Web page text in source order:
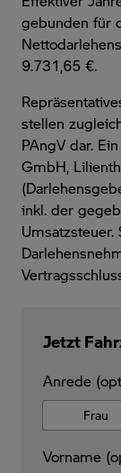
gebunden für
9.731,65 €.
stellen
PAngV dar.
GmbH,
inkl. der
Jetzt
Anrede
Frau
Vorname